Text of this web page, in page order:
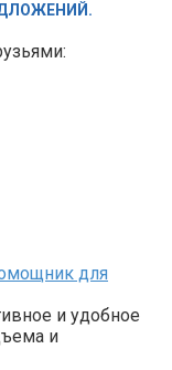
для
и удобное
и